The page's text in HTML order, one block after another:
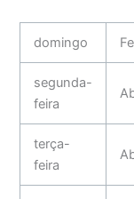
domingo
segunda-
feira
terça-
feira